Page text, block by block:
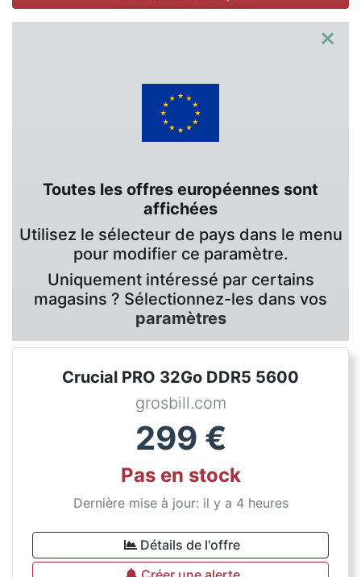
×
Toutes les offres européennes sont
affichées
Utilisez le sélecteur de pays dans le menu
pour modifier ce paramètre.
Uniquement intéressé par certains
magasins ? Sélectionnez-les dans vos
paramètres
Crucial PRO 32Go DDR5 5600
grosbill.com
299 €
Pas en stock
Dernière mise à jour: il y a 4 heures
Détails de l'offre